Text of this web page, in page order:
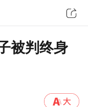
被判终身